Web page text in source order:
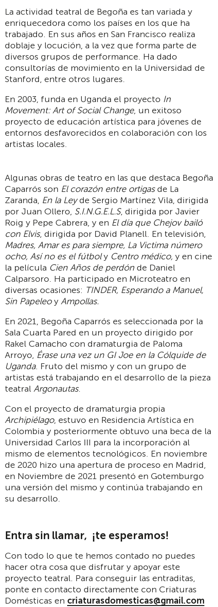
La actividad teatral de Begoña es tan variada y
enriquecedora como los países en los que ha
trabajado. En sus años en San Francisco realiza
doblaje y locución, a la vez que forma parte de
diversos grupos de performance. Ha dado
consultorías de movimiento en la Universidad de
Stanford, entre otros lugares.
En 2003, funda en Uganda el proyecto In
Movement: Art of Social Change, un exitoso
proyecto de educación artística para jóvenes de
entornos desfavorecidos en colaboración con los
artistas locales.
Algunas obras de teatro en las que destaca Begoña
Caparrós son El corazón entre ortigasde La
Zaranda, En la Leyde Sergio Martínez Vila, dirigida
por Juan Ollero, S.I.N.G.E.L.S, dirigida por Javier
Roig y Pepe Cabrera, y en El día que Chejov bailó
con Elvis, dirigida por David Planell. En televisión,
Madres, Amar es para siempre, La Victima número
ocho, Así no es el fútboly Centro médico, y en cine
la película Cien Años de perdón de Daniel
Calparsoro. Ha participado en Microteatro en
diversas ocasiones: TINDER, Esperando a Manuel,
Sin Papeleoy Ampollas.
En 2021, Begoña Caparrós es seleccionada por la
Sala Cuarta Pared en un proyecto dirigido por
Rakel Camacho con dramaturgia de Paloma
Arroyo, Érase una vez un GI Joe en la Cólquide de
Uganda. Fruto del mismo y con un grupo de
artistas está trabajando en el desarrollo de la pieza
teatral Argonautas.
Con el proyecto de dramaturgia propia
Archipiélago, estuvo en Residencia Artística en
Colombia y posteriormente obtuvo una beca de la
Universidad Carlos III para la incorporación al
mismo de elementos tecnológicos. En noviembre
de 2020 hizo una apertura de proceso en Madrid,
en Noviembre de 2021 presentó en Gotemburgo
una versión del mismo y continúa trabajando en
su desarrollo.
Entra sin llamar, ¡te esperamos!
Con todo lo que te hemos contado no puedes
hacer otra cosa que disfrutar y apoyar este
proyecto teatral. Para conseguir las entraditas,
ponte en contacto directamente con Criaturas
Domésticas en criaturasdomesticas@gmail.com